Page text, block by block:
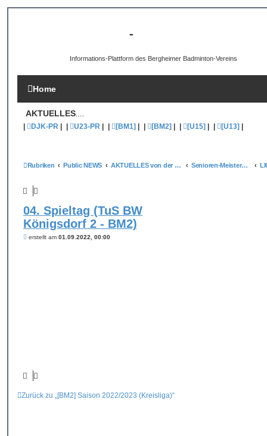
-
Informations-Plattform des Bergheimer Badminton-Vereins
Home
AKTUELLES
| DJK-PR | | U23-PR | | [BM1] | | [BM2] | | [U15] | | [U13] |
Rubriken Public NEWS AKTUELLES von der DJK Bergheim Senioren-Meisterschafts-Liga und Turniere
04. Spieltag (TuS BW
Königsdorf 2 - BM2)
Berstellt am 01.09.2022, 00:00
Zurück zu „[BM2] Saison 2022/2023 (Kreisliga)“